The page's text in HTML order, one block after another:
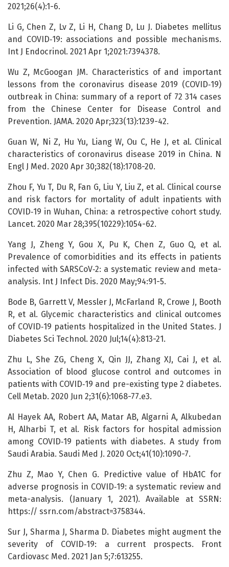
2021;26(4):1-6.
Li G, Chen Z, Lv Z, Li H, Chang D, Lu J. Diabetes mellitus
and COVID‑19: associations and possible mechanisms.
Int J Endocrinol. 2021 Apr 1;2021:7394378.
Wu Z, McGoogan JM. Characteristics of and important
lessons from the coronavirus disease 2019 (COVID‑19)
outbreak in China: summary of a report of 72 314 cases
from the Chinese Center for Disease Control and
Prevention. JAMA. 2020 Apr;323(13):1239-42.
Guan W, Ni Z, Hu Yu, Liang W, Ou C, He J, et al. Clinical
characteristics of coronavirus disease 2019 in China. N
Engl J Med. 2020 Apr 30;382(18):1708-20.
Zhou F, Yu T, Du R, Fan G, Liu Y, Liu Z, et al. Clinical course
and risk factors for mortality of adult inpatients with
COVID‑19 in Wuhan, China: a retrospective cohort study.
Lancet. 2020 Mar 28;395(10229):1054-62.
Yang J, Zheng Y, Gou X, Pu K, Chen Z, Guo Q, et al.
Prevalence of comorbidities and its effects in patients
infected with SARSCoV‑2: a systematic review and meta-
analysis. Int J Infect Dis. 2020 May;94:91-5.
Bode B, Garrett V, Messler J, McFarland R, Crowe J, Booth
R, et al. Glycemic characteristics and clinical outcomes
of COVID‑19 patients hospitalized in the United States. J
Diabetes Sci Technol. 2020 Jul;14(4):813-21.
Zhu L, She ZG, Cheng X, Qin JJ, Zhang XJ, Cai J, et al.
Association of blood glucose control and outcomes in
patients with COVID‑19 and pre-existing type 2 diabetes.
Cell Metab. 2020 Jun 2;31(6):1068-77.e3.
Al Hayek AA, Robert AA, Matar AB, Algarni A, Alkubedan
H, Alharbi T, et al. Risk factors for hospital admission
among COVID‑19 patients with diabetes. A study from
Saudi Arabia. Saudi Med J. 2020 Oct;41(10):1090-7.
Zhu Z, Mao Y, Chen G. Predictive value of HbA1C for
adverse prognosis in COVID‑19: a systematic review and
meta-analysis. (January 1, 2021). Available at SSRN:
https:// ssrn.com/abstract=3758344.
Sur J, Sharma J, Sharma D. Diabetes might augment the
severity of COVID‑19: a current prospects. Front
Cardiovasc Med. 2021 Jan 5;7:613255.